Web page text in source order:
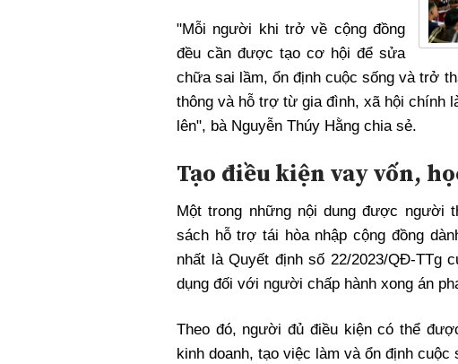
"Mỗi người khi trở về cộng đồng
đều cần được tạo cơ hội để sửa
chữa sai lầm, ổn định cuộc sống và trở
thông và hỗ trợ từ gia đình, xã hội chính
lên", bà Nguyễn Thúy Hằng chia sẻ.
Tạo điều kiện vay vốn,
Một trong những nội dung được người
sách hỗ trợ tái hòa nhập cộng đồng
nhất là Quyết định số 22/2023/QĐ-TTg
dụng đối với người chấp hành xong án
Theo đó, người đủ điều kiện có thể
kinh doanh, tạo việc làm và ổn định